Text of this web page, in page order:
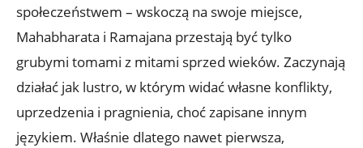
społeczeństwem – wskoczą na swoje miejsce,
Mahabharata i Ramajana przestają być tylko
grubymi tomami z mitami sprzed wieków. Zaczynają
działać jak lustro, w którym widać własne konflikty,
uprzedzenia i pragnienia, choć zapisane innym
językiem. Właśnie dlatego nawet pierwsza,